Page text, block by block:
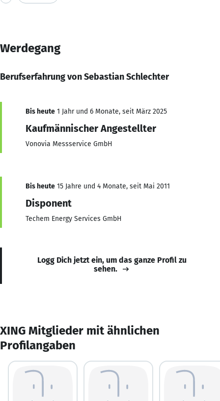
Werdegang
Berufserfahrung von Sebastian Schlechter
Bis heute 1 Jahr und 6 Monate, seit März 2025
Kaufmännischer Angestellter
Vonovia Messservice GmbH
Bis heute 15 Jahre und 4 Monate, seit Mai 2011
Disponent
Techem Energy Services GmbH
Logg Dich jetzt ein, um das ganze Profil zu
sehen.
XING Mitglieder mit ähnlichen
Profilangaben